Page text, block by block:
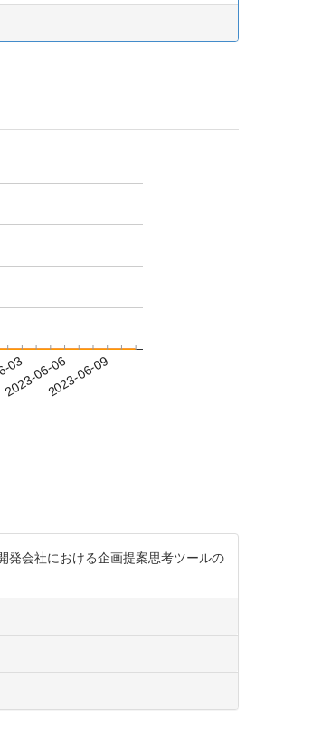
03
2023-06-062023-06-09
発会社における企画提案思考ツールの